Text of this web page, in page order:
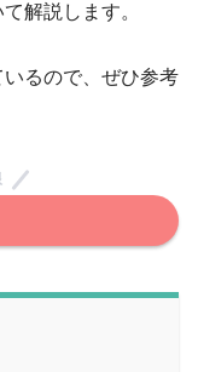
解説します。
るので、ぜひ参考